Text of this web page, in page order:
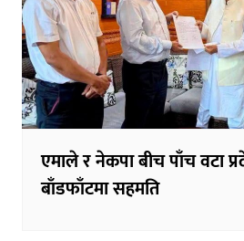
एमाले र नेकपा बीच पाँच वटा
बाँडफाँटमा सहमति